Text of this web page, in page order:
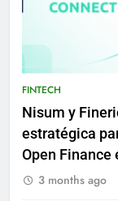
FINTECH
Nisum y
estratégica
Open Finance
3 months ago